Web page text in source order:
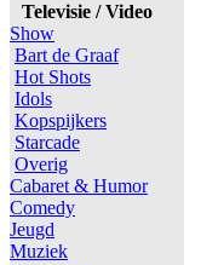
Televisie / Video
Show
Bart de Graaf
Hot Shots
Idols
Kopspijkers
Starcade
Overig
Cabaret & Humor
Comedy
Jeugd
Muziek